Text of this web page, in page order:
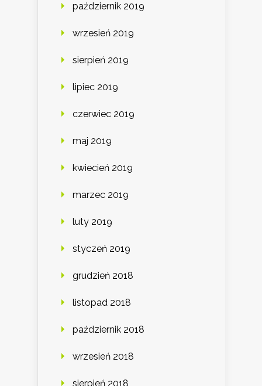
październik 2019
wrzesień 2019
sierpień 2019
lipiec 2019
czerwiec 2019
maj 2019
kwiecień 2019
marzec 2019
luty 2019
styczeń 2019
grudzień 2018
listopad 2018
październik 2018
wrzesień 2018
sierpień 2018